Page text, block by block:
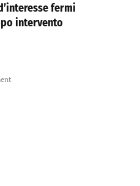
fermi
intervento